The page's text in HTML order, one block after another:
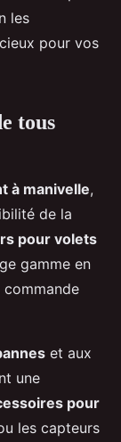
les
pour vos
tous
à manivelle,
de la
pour volets
gamme en
et aux
une
pour
les capteurs